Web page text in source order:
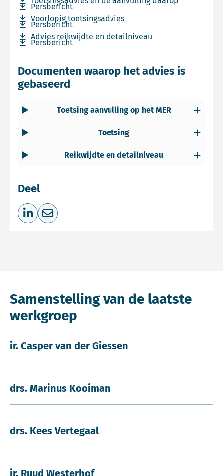
Persbericht
Download bestand Persbericht
Voorlopig toetsingsadvies
Download bestand Voorlopig toetsingsadvies
Persbericht
Download bestand Persbericht
Advies reikwijdte en detailniveau
Download bestand Advies reikwijdte en detailniveau
Persbericht
Download bestand Persbericht
Documenten waarop het advies is
gebaseerd
Toetsing aanvulling op het MER
Toetsing
Reikwijdte en detailniveau
Deel
Deel op LinkedIn
Deel via e-mail
Samenstelling van de laatste
werkgroep
ir. Casper van der Giessen
drs. Marinus Kooiman
drs. Kees Vertegaal
ir. Ruud Westerhof